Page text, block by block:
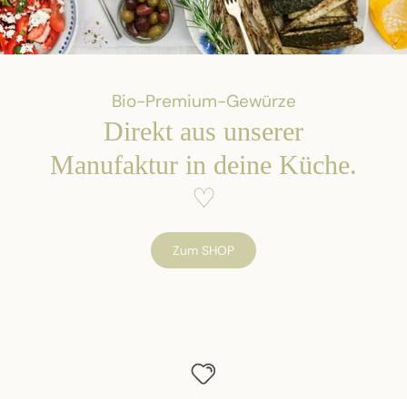
Bio-Premium-Gewürze
Direkt aus unserer
Manufaktur in deine Küche.
♡
Zum SHOP